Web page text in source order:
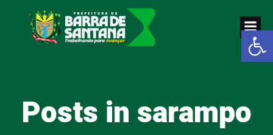
Abrir
Pular
para
o
conteúdo
Posts in sarampo